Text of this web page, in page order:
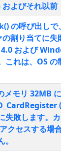
よびそれ以前
の呼び出しで
割り当てに失
および
これは、OS の
メモリ 32MB
失敗します。
クセスする場